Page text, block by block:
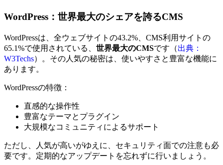
WordPress：世界最大のシェアを誇るCMS
WordPressは、全ウェブサイトの43.2%、CMS利用サイトの
65.1%で使用されている、 世界最大のCMSです（出典：
W3Techs）。その人気の秘密は、使いやすさと豊富な機能に
あります。
WordPressの特徴：
直感的な操作性
豊富なテーマとプラグイン
大規模なコミュニティによるサポート
ただし、人気が高いがゆえに、セキュリティ面での注意も必
要です。定期的なアップデートを忘れずに行いましょう。